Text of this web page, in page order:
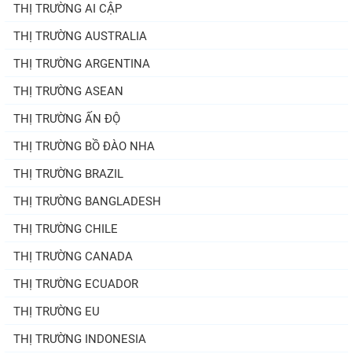
THỊ TRƯỜNG AI CẬP
THỊ TRƯỜNG AUSTRALIA
THỊ TRƯỜNG ARGENTINA
THỊ TRƯỜNG ASEAN
THỊ TRƯỜNG ẤN ĐỘ
THỊ TRƯỜNG BỒ ĐÀO NHA
THỊ TRƯỜNG BRAZIL
THỊ TRƯỜNG BANGLADESH
THỊ TRƯỜNG CHILE
THỊ TRƯỜNG CANADA
THỊ TRƯỜNG ECUADOR
THỊ TRƯỜNG EU
THỊ TRƯỜNG INDONESIA